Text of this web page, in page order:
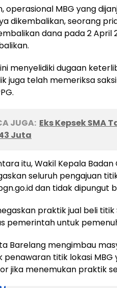
operasional MBG yang
dikembalikan, seorang
dana pada 2
menyelidiki dugaan
juga telah memeriksa
JUGA: Eks Kepsek SMA
Juta
itu, Wakil Kepala Badan
seluruh pengajuan
dan tidak dipungut
praktik jual beli
pemerintah untuk
Barelang mengimbau
penawaran titik lokasi
jika menemukan praktik